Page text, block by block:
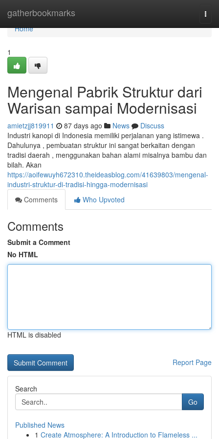
gatherbookmarks
Home
Home
1
Mengenal Pabrik Struktur dari
Warisan sampai Modernisasi
amietzjj819911 87 days ago News
Discuss
Industri kanopi di Indonesia memiliki perjalanan yang istimewa .
Dahulunya , pembuatan struktur ini sangat berkaitan dengan
tradisi daerah , menggunakan bahan alami misalnya bambu dan
bilah. Akan
https://aoifewuyh672310.theideasblog.com/41639803/mengenal-
industri-struktur-di-tradisi-hingga-modernisasi
Comments
Who Upvoted
Comments
Submit a Comment
No HTML
HTML is disabled
Report Page
Search
Go
Published News
1 Create Atmosphere: A Introduction to Flameless ...